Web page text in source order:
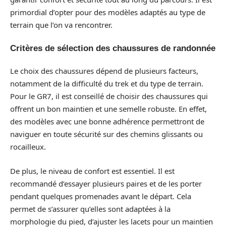
primordial d’opter pour des modèles adaptés au type de
terrain que l’on va rencontrer.
Critères de sélection des chaussures de randonnée
Le choix des chaussures dépend de plusieurs facteurs,
notamment de la difficulté du trek et du type de terrain.
Pour le GR7, il est conseillé de choisir des chaussures qui
offrent un bon maintien et une semelle robuste. En effet,
des modèles avec une bonne adhérence permettront de
naviguer en toute sécurité sur des chemins glissants ou
rocailleux.
De plus, le niveau de confort est essentiel. Il est
recommandé d’essayer plusieurs paires et de les porter
pendant quelques promenades avant le départ. Cela
permet de s’assurer qu’elles sont adaptées à la
morphologie du pied, d’ajuster les lacets pour un maintien